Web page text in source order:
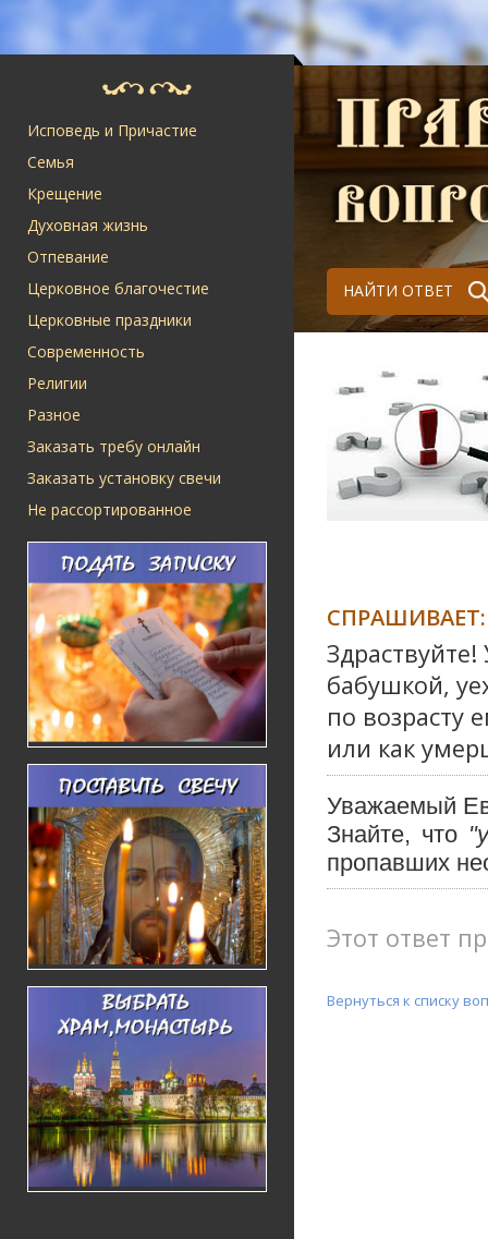
Исповедь и Причастие
Семья
Крещение
Духовная жизнь
Отпевание
Церковное благочестие
Церковные праздники
Современность
Религии
Разное
Заказать требу онлайн
Заказать установку свечи
Не рассортированное
НАЙТИ ОТВЕТ
СПРАШИВАЕТ:
бабушкой,
по возрасту
или как
Уважаемый
Знайте, что
пропавших
Этот ответ
Вернуться к списку